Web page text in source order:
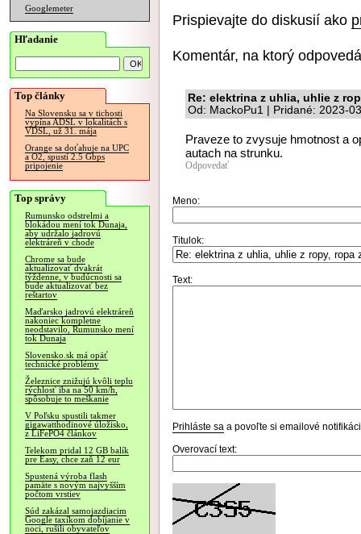
Googlemeter
Hľadanie
Top články
Na Slovensku sa v tichosti
vypína ADSL v lokalitách s
VDSL, už 31. mája
Orange sa doťahuje na UPC
a O2, spustí 2.5 Gbps
pripojenie
Top správy
Rumunsko odstrelmi a
blokádou mení tok Dunaja,
aby udržalo jadrovú
elektráreň v chode
Chrome sa bude
aktualizovať dvakrát
týždenne, v budúcnosti sa
bude aktualizovať bez
reštartov
Maďarsko jadrovú elektráreň
nakoniec kompletne
neodstavilo, Rumunsko mení
tok Dunaja
Slovensko.sk má opäť
technické problémy
Železnice znižujú kvôli teplu
rýchlosť iba na 50 km/h,
spôsobuje to meškanie
V Poľsku spustili takmer
gigawatthodinové úložisko,
z LiFePO4 článkov
Telekom pridal 12 GB balík
pre Easy, chce zaň 12 eur
Spustená výroba flash
pamäte s novým najvyšším
počtom vrstiev
Súd zakázal samojazdiacim
Google taxíkom dobíjanie v
noci, rušili obyvateľov
Prispievajte do diskusií ako
Komentár, na ktorý
Re: elektrina z uhlia, uhlie z
Od: MackoPu1 | Pridané: 2023-
Praveze to zvysuje hmotnost a
autach na strunku.
Odpovedať
Meno:
Titulok:
Text:
Prihláste sa a povoľte si emailové
Overovací text: